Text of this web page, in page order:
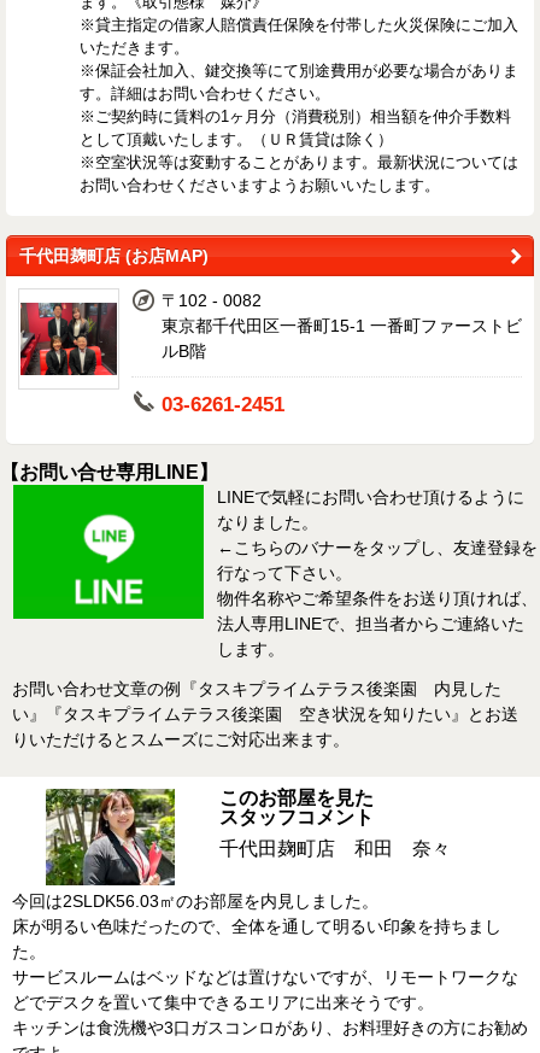
※貸主指定の借家人賠償責任保険を付帯した火災保険にご加入
いただきます。
※保証会社加入、鍵交換等にて別途費用が必要な場合がありま
す。詳細はお問い合わせください。
※ご契約時に賃料の1ヶ月分（消費税別）相当額を仲介手数料
として頂戴いたします。（ＵＲ賃貸は除く）
※空室状況等は変動することがあります。最新状況については
お問い合わせくださいますようお願いいたします。
千代田麹町店 (お店MAP)
〒102 - 0082
東京都千代田区一番町15-1 一番町ファーストビ
ルB階
03-6261-2451
【お問い合せ専用LINE】
LINEで気軽にお問い合わせ頂けるように
なりました。
←こちらのバナーをタップし、友達登録を
行なって下さい。
物件名称やご希望条件をお送り頂ければ、
法人専用LINEで、担当者からご連絡いた
します。
お問い合わせ文章の例『タスキプライムテラス後楽園 内見した
い』『タスキプライムテラス後楽園 空き状況を知りたい』とお送
りいただけるとスムーズにご対応出来ます。
このお部屋を見た
スタッフコメント
千代田麹町店 和田 奈々
今回は2SLDK56.03㎡のお部屋を内見しました。
床が明るい色味だったので、全体を通して明るい印象を持ちまし
た。
サービスルームはベッドなどは置けないですが、リモートワークな
どでデスクを置いて集中できるエリアに出来そうです。
キッチンは食洗機や3口ガスコンロがあり、お料理好きの方にお勧め